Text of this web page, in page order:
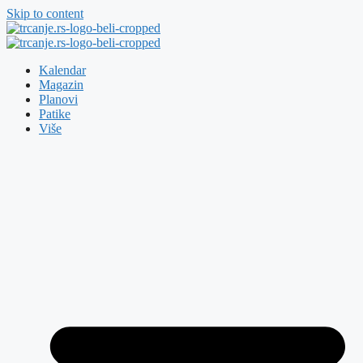
Skip to content
Kalendar
Magazin
Planovi
Patike
Više